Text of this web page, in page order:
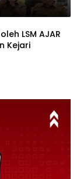
LSM AJAR
Kejari